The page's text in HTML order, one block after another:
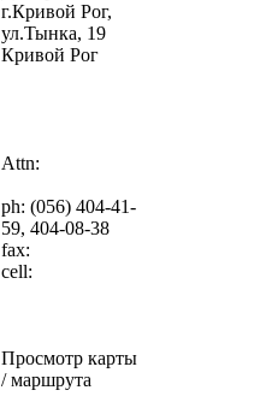
г.Кривой Рог,
ул.Тынка, 19
Кривой Рог
Attn:
ph: (056) 404-41-
59, 404-08-38
fax:
cell:
Просмотр карты
/ маршрута